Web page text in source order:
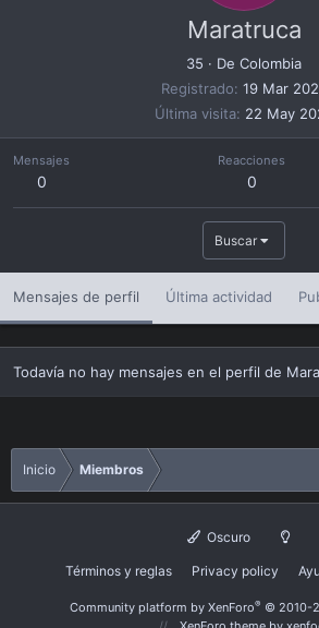
Maratruca
35 · De Colombia
Registrado 19 Mar
Última visita 22 May
Mensajes
0
Reacciones
0
Buscar
Mensajes de perfil Última actividad
Todavía no hay mensajes en el perfil de
Inicio Miembros
Oscuro
Términos y reglas Privacy policy
Community platform by XenForo® © 2010-